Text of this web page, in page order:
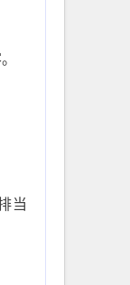
当